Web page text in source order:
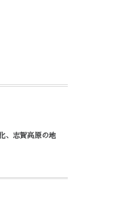
、志賀高原の地